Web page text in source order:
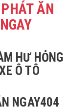
ĂN
HƯ HỎNG
Ô TÔ
NGAY404